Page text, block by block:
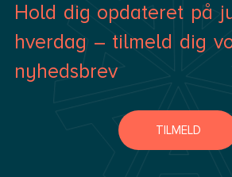
Hold dig opdateret på
hverdag – tilmeld dig
nyhedsbrev
TILMELD